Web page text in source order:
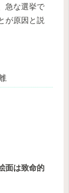
急な選挙で
が原因と説
面は致命的